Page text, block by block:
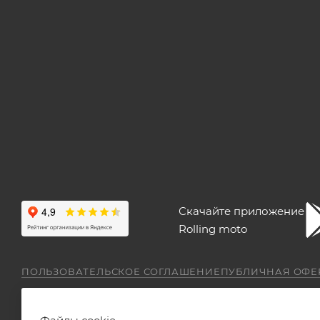
Скачайте приложение
Rolling moto
ПОЛЬЗОВАТЕЛЬСКОЕ СОГЛАШЕНИЕПУБЛИЧНАЯ